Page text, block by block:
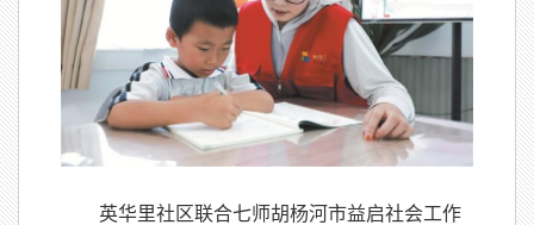
英华里社区联合七师胡杨河市益启社会工作